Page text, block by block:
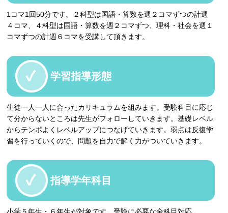
1コマ1回50分です。２科型は国語・算数を週２コマずつの計週
４コマ、４科型は国語・算数を週２コマずつ、理科・社会を週１
コマずつの計週６コマを受講して頂きます。
学習指導形態
生徒一人一人に合ったカリキュラムを組みます。受験科目に応じ
て分からないところは先生がフォローしていきます。基礎レベル
からテンポよくレベルアップにつなげていきます。弱点は反復学
習を行っていくので、問題を自力で解く力がついていきます。
指導学年科目
小学５年生・６年生が対象です。受験に必要な全科目対応。